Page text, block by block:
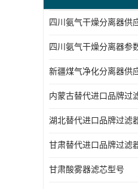
四川氨气干燥分离器供
四川氨气干燥分离器参
新疆煤气净化分离器供
甘肃酸雾器滤芯型号